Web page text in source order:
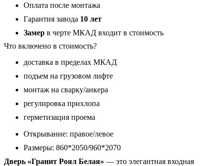
СветлыйОплата после монтажа
Гарантия завода 10 лет
Замер в черте МКАД входит в стоимость
Что включено в стоимость?
доставка в пределах МКАД
подъем на грузовом лифте
монтаж на сварку/анкера
регулировка прихлопа
герметизация проема
Открывание: правое/левое
Размеры: 860*2050/960*2070
Дверь «Гранит Роял Белая» — это элегантная входная